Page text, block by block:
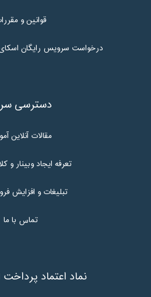
قوانین و
درخواست سرویس رایگان اسکای
دسترسی
مقالات آنلاین
تعرفه ایجاد وبینار و
تبلیغات و افزایش
تماس با ما
نماد اعتماد پرداخت